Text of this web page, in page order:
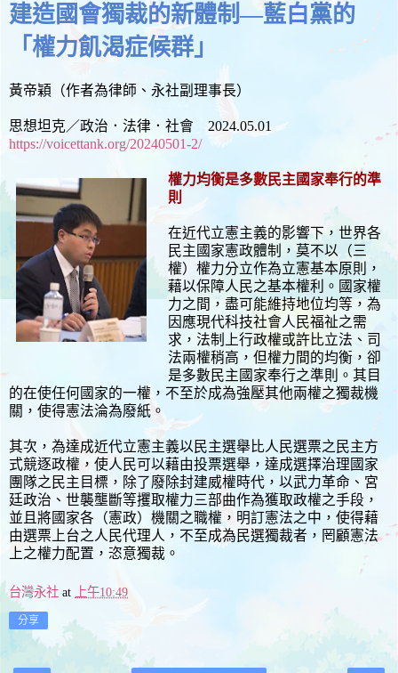
建造國會獨裁的新體制—藍白黨的
「權力飢渴症候群」
黃帝穎（作者為律師、永社副理事長）
思想坦克／政治．法律．社會 2024.05.01
https://voicettank.org/20240501-2/
權力均衡是多數民主國家奉行的準
則
在近代立憲主義的影響下，世界各
民主國家憲政體制，莫不以（三
權）權力分立作為立憲基本原則，
藉以保障人民之基本權利。國家權
力之間，盡可能維持地位均等，為
因應現代科技社會人民福祉之需
求，法制上行政權或許比立法、司
法兩權稍高，但權力間的均衡，卻
是多數民主國家奉行之準則。其目
的在使任何國家的一權，不至於成為強壓其他兩權之獨裁機
關，使得憲法淪為廢紙。
其次，為達成近代立憲主義以民主選舉比人民選票之民主方
式競逐政權，使人民可以藉由投票選舉，達成選擇治理國家
團隊之民主目標，除了廢除封建威權時代，以武力革命、宮
廷政治、世襲壟斷等攫取權力三部曲作為獲取政權之手段，
並且將國家各（憲政）機關之職權，明訂憲法之中，使得藉
由選票上台之人民代理人，不至成為民選獨裁者，罔顧憲法
上之權力配置，恣意獨裁。
台灣永社 at 上午10:49
分享